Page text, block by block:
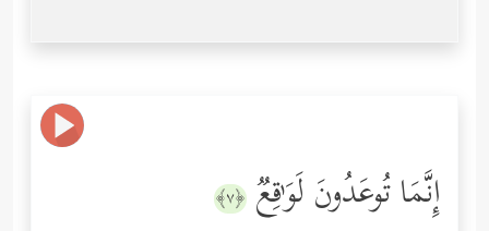
إِنَّمَا تُوعَدُونَ لَوَ ٰ⁠قِعࣱ ﴿٧﴾